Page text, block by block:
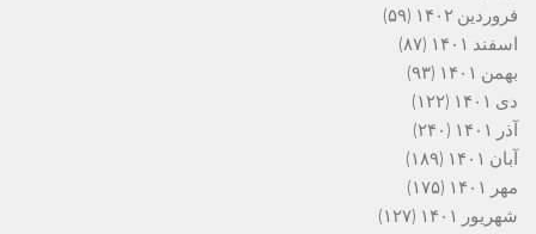
فروردین ۱۴۰۲
(۵۹)
اسفند ۱۴۰۱
(۸۷)
بهمن ۱۴۰۱
(۹۳)
دی ۱۴۰۱
(۱۲۲)
آذر ۱۴۰۱
(۲۴۰)
آبان ۱۴۰۱
(۱۸۹)
مهر ۱۴۰۱
(۱۷۵)
شهریور ۱۴۰۱
(۱۲۷)